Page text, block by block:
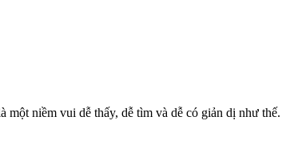
niềm vui dễ thấy, dễ tìm và dễ có giản dị như thế.